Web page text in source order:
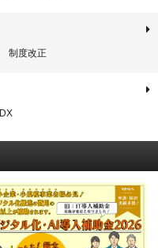
制度改正
DX